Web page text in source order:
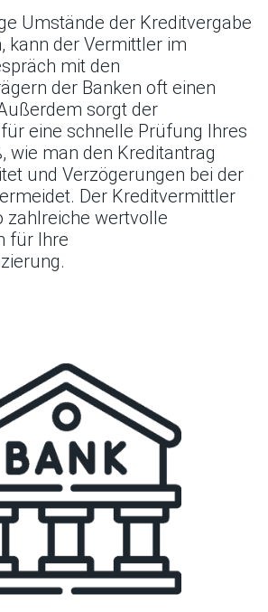
Umstände der Kreditvergabe
kann der Vermittler im
mit den
der Banken oft einen
sorgt der
eine schnelle Prüfung Ihres
wie man den Kreditantrag
und Verzögerungen bei der
Der Kreditvermittler
zahlreiche wertvolle
für Ihre